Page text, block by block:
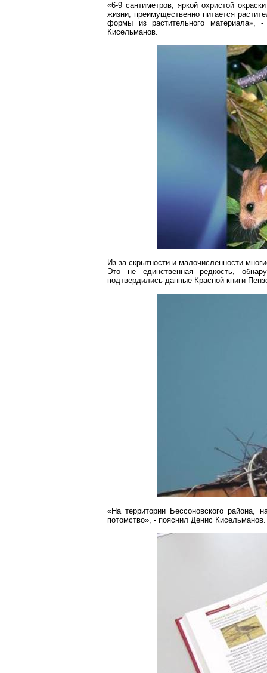
«6-9 сантиметров, яркой охристой
жизни, преимущественно питается
формы из растительного материала»,
Кисельманов.
Из-за скрытности и малочисленности
Это не единственная редкость,
подтвердились данные Красной книги
«На территории Бессоновского района,
потомство», - пояснил Денис Кисельманов.